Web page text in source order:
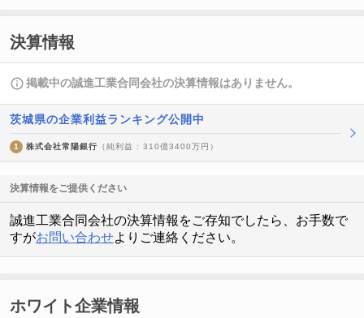
決算情報
掲載中の誠進工業合同会社の決算情報はありません。
茨城県の企業利益ランキング公開中
1 株式会社常陽銀行 （純利益 : 310億3400万円）
決算情報をご提供ください
誠進工業合同会社の決算情報をご存知でしたら、お手数で
すがお問い合わせよりご連絡ください。
ホワイト企業情報